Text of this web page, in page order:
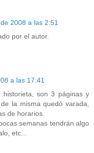
2008 a las 2:51
por el autor.
a las 17:41
son 3 páginas y
la misma quedó varada,
de horarios.
semanas tendrán algo
etc...